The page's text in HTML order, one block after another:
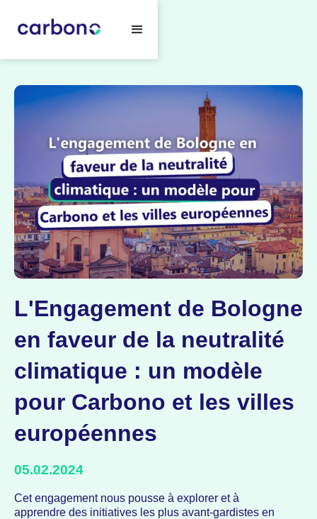
L'Engagement de Bologne
en faveur de la neutralité
climatique : un modèle
pour Carbono et les villes
européennes
05.02.2024
Cet engagement nous pousse à explorer et à
apprendre des initiatives les plus avant-gardistes en